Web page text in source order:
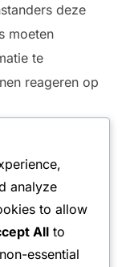
deze
moeten
te
reageren op
niet dekken
onder spelers.
en
analyze
to allow
All to
essential